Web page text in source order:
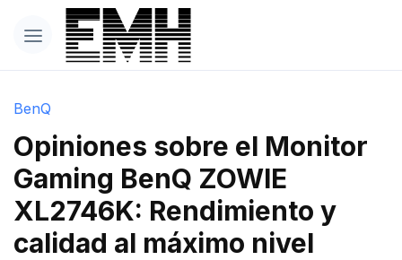
BenQ
Opiniones sobre el Monitor
Gaming BenQ ZOWIE
XL2746K: Rendimiento y
calidad al máximo nivel